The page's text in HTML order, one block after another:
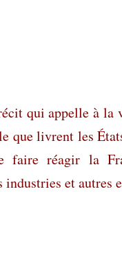
qui appelle à la
que livrent les
faire réagir la
industries et autres